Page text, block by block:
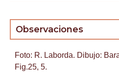
Observaciones
Foto: R. Laborda. Dibujo:
Fig.25, 5.